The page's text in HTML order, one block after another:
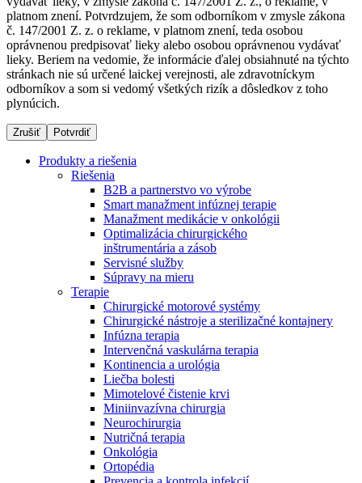
Produktový katalóg​
Objavte naše produkty. ​Navštívte produktový katalóg B.
Braun​ s našim kompletným produktovým portfóliom.​
Dialyzačné strediská
B. Braun Avitum poskytuje kvalitnú dialyzačnú starostlivosť
vo všetkých svojich strediskách na Slovensku. Viac
Nefrologické ambulancie
V nefrologických ambulanciách prevádzkujeme poradenstvo
a prípravu pacientov k jednotlivým metódam náhrady funkcie
obličiek. Zvoľte si mesto, ktoré potrebujete a navštívte nás.
Zostaňte v dialógu s B. Braun. Kontaktujte nás.
platnom znení. Potvrdzujem, že som odborníkom v zmysle zákona
č. 147/2001 Z. z. o reklame, v platnom znení, teda osobou
oprávnenou predpisovať lieky alebo osobou oprávnenou vydávať
lieky. Beriem na vedomie, že informácie ďalej obsiahnuté na týchto
stránkach nie sú určené laickej verejnosti, ale zdravotníckym
odborníkov a som si vedomý všetkých rizík a dôsledkov z toho
plynúcich.
Zrušiť Potvrdiť
Produkty a riešenia
Riešenia
B2B a partnerstvo vo výrobe
Smart manažment infúznej terapie
Manažment medikácie v onkológii
Optimalizácia chirurgického
inštrumentária a zásob
Servisné služby
Súpravy na mieru
Terapie
Chirurgické motorové systémy
Chirurgické nástroje a sterilizačné kontajnery
Infúzna terapia
Intervenčná vaskulárna terapia
Kontinencia a urológia
Liečba bolesti
Mimotelové čistenie krvi
Miniinvazívna chirurgia
Neurochirurgia
Nutričná terapia
Onkológia
Ortopédia